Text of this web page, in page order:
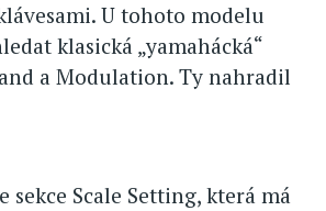
U tohoto modelu
klasická „yamahácká“
a Modulation. Ty nahradil
sekce Scale Setting, která má